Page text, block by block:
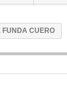
CUERO